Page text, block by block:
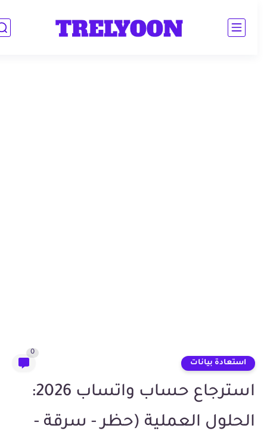
استعادة بيانات
استرجاع حساب واتساب 2026:
الحلول العملية (حظر - سرقة -